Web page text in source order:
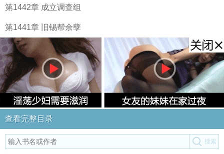
第1442章 成立调查组
第1441章 旧锡帮余孽
查看完整目录